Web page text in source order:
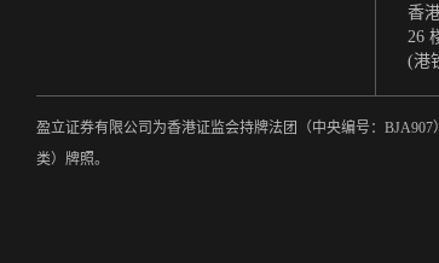
香
26
(港
盈立证券有限公司为香港证监会持牌法团（中央编号：
类）牌照。